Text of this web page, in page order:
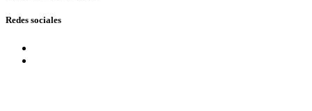
Redes sociales